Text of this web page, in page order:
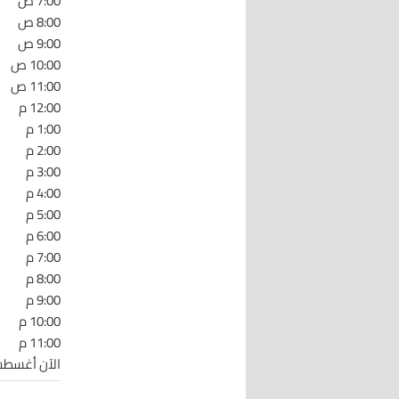
8:00 ص
9:00 ص
10:00 ص
11:00 ص
12:00 م
1:00 م
2:00 م
3:00 م
4:00 م
5:00 م
6:00 م
7:00 م
8:00 م
9:00 م
10:00 م
11:00 م
الآن أغسطس 8